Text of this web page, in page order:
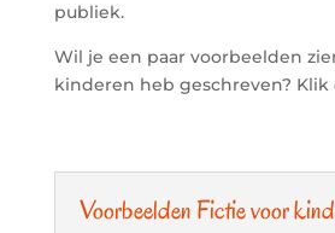
publiek.
Wil je een paar voorbeelden
kinderen heb geschreven?
Voorbeelden Fictie voor